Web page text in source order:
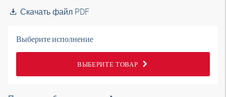
Скачать файл PDF
Выберите исполнение
ВЫБЕРИТЕ ТОВАР